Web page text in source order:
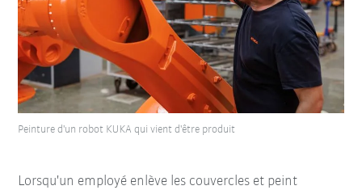
Peinture d'un robot KUKA qui vient d'être produit
Lorsqu'un employé enlève les couvercles et peint